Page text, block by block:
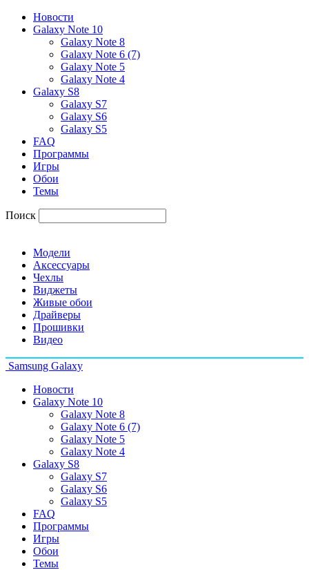
Новости
Galaxy Note 10
Galaxy Note 8
Galaxy Note 6 (7)
Galaxy Note 5
Galaxy Note 4
Galaxy S8
Galaxy S7
Galaxy S6
Galaxy S5
FAQ
Программы
Игры
Обои
Темы
Поиск
Модели
Аксессуары
Чехлы
Виджеты
Живые обои
Драйверы
Прошивки
Видео
Samsung Galaxy
Новости
Galaxy Note 10
Galaxy Note 8
Galaxy Note 6 (7)
Galaxy Note 5
Galaxy Note 4
Galaxy S8
Galaxy S7
Galaxy S6
Galaxy S5
FAQ
Программы
Игры
Обои
Темы